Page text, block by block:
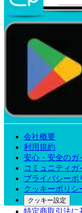
会社概要
利用規約
安心・安全のガ
コミュニティガ
プライバシーポ
クッキーポリシ
クッキー設定
特定商取引法に